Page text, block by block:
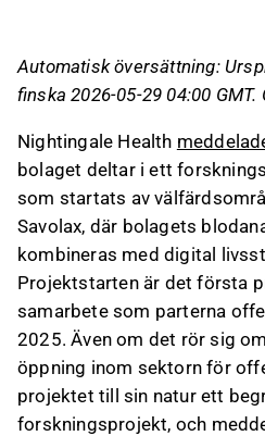
Projektet
hälsokontroller för vissa
effekt innan ett bredare
Trots projektets
dess omedelbara
måttlig, och Nightingale
sin omsättning för att
För framtida värdering
investerarberättelse är
Nightingale kan
kontinuerlig verksamhet
och sjukvård.
Automatisk översättning:
finska 2026-05-29 04:00
Nightingale Health
bolaget deltar i ett
som startats av
Savolax, där bolagets
kombineras med digital
Projektstarten är det första
samarbete som parterna
2025. Även om det rör sig
öppning inom sektorn för
projektet till sin natur ett
forskningsprojekt, och